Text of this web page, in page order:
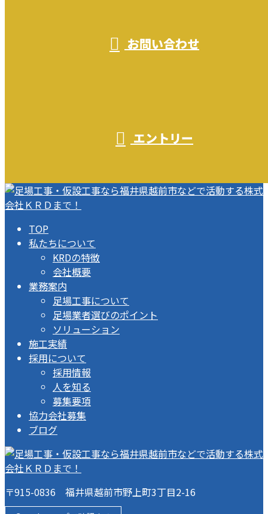
お問い合わせ
エントリー
TOP
私たちについて
KRDの特徴
会社概要
業務案内
足場工事について
足場業者選びのポイント
ソリューション
施工実績
採用について
採用情報
人を知る
募集要項
協力会社募集
ブログ
〒915-0836 福井県越前市野上町3丁目2-16